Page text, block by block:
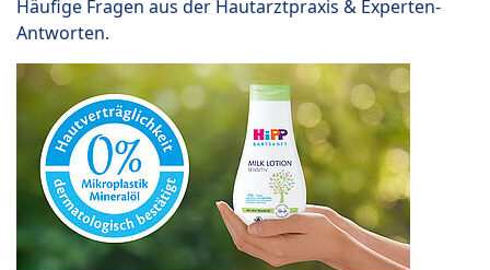
Häufige Fragen aus der Hautarztpraxis & Experten-
Antworten.